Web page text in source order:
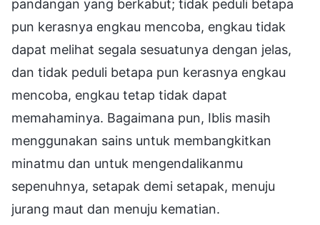
pandangan yang berkabut; tidak peduli betapa
pun kerasnya engkau mencoba, engkau tidak
dapat melihat segala sesuatunya dengan jelas,
dan tidak peduli betapa pun kerasnya engkau
mencoba, engkau tetap tidak dapat
memahaminya. Bagaimana pun, Iblis masih
menggunakan sains untuk membangkitkan
minatmu dan untuk mengendalikanmu
sepenuhnya, setapak demi setapak, menuju
jurang maut dan menuju kematian.